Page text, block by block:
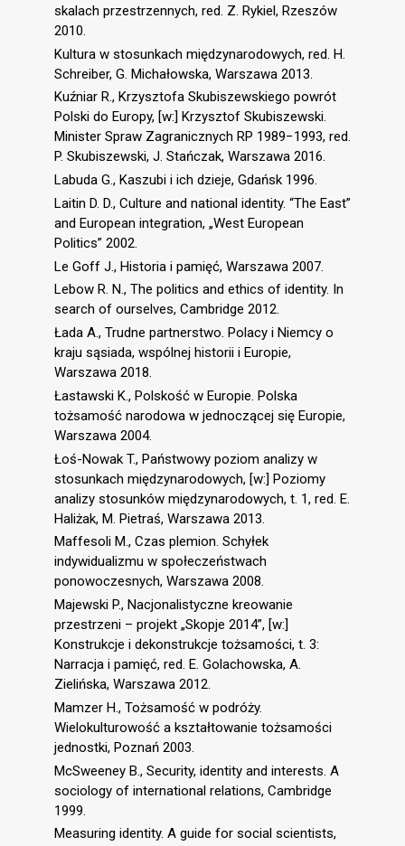
skalach przestrzennych, red. Z. Rykiel, Rzeszów
2010.
Kultura w stosunkach międzynarodowych, red. H.
Schreiber, G. Michałowska, Warszawa 2013.
Kuźniar R., Krzysztofa Skubiszewskiego powrót
Polski do Europy, [w:] Krzysztof Skubiszewski.
Minister Spraw Zagranicznych RP 1989−1993, red.
P. Skubiszewski, J. Stańczak, Warszawa 2016.
Labuda G., Kaszubi i ich dzieje, Gdańsk 1996.
Laitin D. D., Culture and national identity. “The East”
and European integration, „West European
Politics” 2002.
Le Goff J., Historia i pamięć, Warszawa 2007.
Lebow R. N., The politics and ethics of identity. In
search of ourselves, Cambridge 2012.
Łada A., Trudne partnerstwo. Polacy i Niemcy o
kraju sąsiada, wspólnej historii i Europie,
Warszawa 2018.
Łastawski K., Polskość w Europie. Polska
tożsamość narodowa w jednoczącej się Europie,
Warszawa 2004.
Łoś-Nowak T., Państwowy poziom analizy w
stosunkach międzynarodowych, [w:] Poziomy
analizy stosunków międzynarodowych, t. 1, red. E.
Haliżak, M. Pietraś, Warszawa 2013.
Maffesoli M., Czas plemion. Schyłek
indywidualizmu w społeczeństwach
ponowoczesnych, Warszawa 2008.
Majewski P., Nacjonalistyczne kreowanie
przestrzeni – projekt „Skopje 2014”, [w:]
Konstrukcje i dekonstrukcje tożsamości, t. 3:
Narracja i pamięć, red. E. Golachowska, A.
Zielińska, Warszawa 2012.
Mamzer H., Tożsamość w podróży.
Wielokulturowość a kształtowanie tożsamości
jednostki, Poznań 2003.
McSweeney B., Security, identity and interests. A
sociology of international relations, Cambridge
1999.
Measuring identity. A guide for social scientists,